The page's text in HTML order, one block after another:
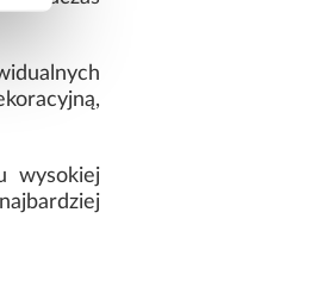
wysokiej